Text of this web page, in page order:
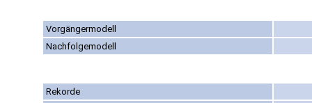
Vorgängermodell
Nachfolgemodell
Rekorde